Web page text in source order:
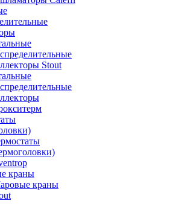
Stout
краны
краны